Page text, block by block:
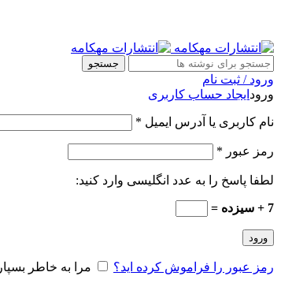
جستجو
ورود / ثبت نام
ورود ایجاد حساب کاربری
نام کاربری یا آدرس ایمیل *
رمز عبور *
لطفا پاسخ را به عدد انگلیسی وارد کنید:
7 + سیزده =
ورود
رمز عبور را فراموش کرده اید؟ مرا به خاطر بسپار